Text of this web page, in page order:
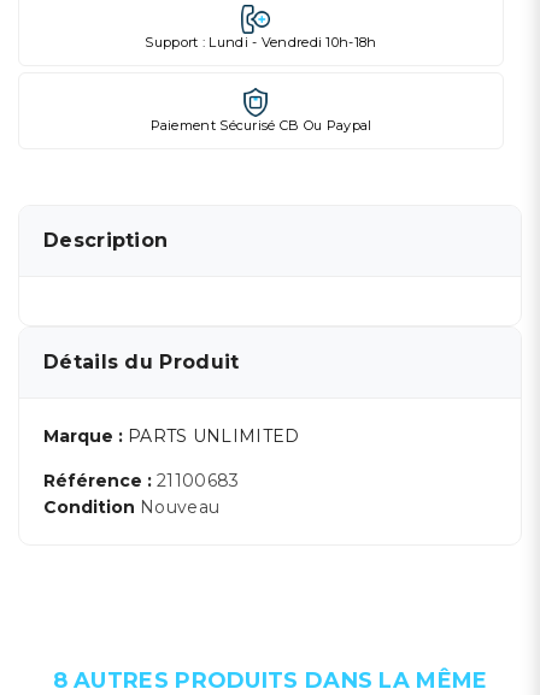
Support : Lundi - Vendredi 10h-18h
Paiement Sécurisé CB Ou Paypal
Description
Détails du Produit
Marque : PARTS UNLIMITED
Référence : 21100683
Condition Nouveau
8 AUTRES PRODUITS DANS LA MÊME